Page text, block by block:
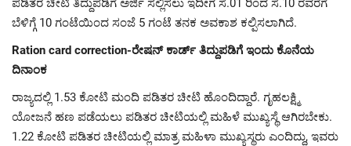
ಪಡಿತರ ಚೀಟಿ ತಿದ್ದುಪಡಿಗೆ ಅರ್ಜಿ ಸಲ್ಲಿಸಲು ಇದೀಗ ಸೆ.01 ರಿಂದ ಸೆ.10 ರವರೆಗೆ
ಬೆಳಿಗ್ಗೆ 10 ಗಂಟೆಯಿಂದ ಸಂಜೆ 5 ಗಂಟೆ ತನಕ ಅವಕಾಶ ಕಲ್ಪಿಸಲಾಗಿದೆ.
Ration card correction-ರೇಷನ್ ಕಾರ್ಡ್ ತಿದ್ದುಪಡಿಗೆ ಇಂದು ಕೊನೆಯ
ದಿನಾಂಕ
ರಾಜ್ಯದಲ್ಲಿ 1.53 ಕೋಟಿ ಮಂದಿ ಪಡಿತರ ಚೀಟಿ ಹೊಂದಿದ್ದಾರೆ. ಗೃಹಲಕ್ಷ್ಮಿ
ಯೋಜನೆ ಹಣ ಪಡೆಯಲು ಪಡಿತರ ಚೀಟಿಯಲ್ಲಿ ಮಹಿಳೆ ಮುಖ್ಯಸ್ಥೆ ಆಗಿರಬೇಕು.
1.22 ಕೋಟಿ ಪಡಿತರ ಚೀಟಿಯಲ್ಲಿ ಮಾತ್ರ ಮಹಿಳಾ ಮುಖ್ಯಸ್ಥರು ಎಂದಿದ್ದು, ಇವರು